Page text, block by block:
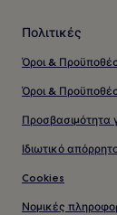
Πολιτικές
Όροι &
Όροι &
Προσβασιμότητα
Ιδιωτικό
Cookies
Νομικές